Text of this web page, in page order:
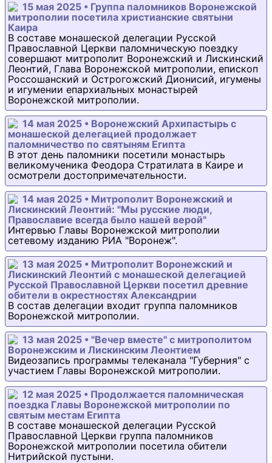
15 мая 2025 • Группа паломников Воронежской
митрополии посетила христианские святыни
Каира
В составе монашеской делегации Русской
Православной Церкви паломническую поездку
совершают митрополит Воронежский и Лискинский
Леонтий, Глава Воронежской митрополии, епископ
Россошанский и Острогожский Дионисий, игумены
и игумении епархиальных монастырей
Воронежской митрополии.
14 мая 2025 • Воронежский Архипастырь с
монашеской делегацией продолжает
паломничество по святыням Египта
В этот день паломники посетили монастырь
великомученика Феодора Стратилата в Каире и
осмотрели достопримечательности.
14 мая 2025 • Митрополит Воронежский и
Лискинский Леонтий: "Мы русские люди,
Православие всегда было нашей верой"
Интервью Главы Воронежской митрополии
сетевому изданию РИА "Воронеж".
13 мая 2025 • Митрополит Воронежский и
Лискинский Леонтий с монашеской делегацией
Русской Православной Церкви посетил древние
обители в окрестностях Александрии
В состав делегации входит группа паломников
Воронежской митрополии.
13 мая 2025 • "Вечер вместе" с митрополитом
Воронежским и Лискинским Леонтием
Видеозапись программы телеканала "Губерния" с
участием Главы Воронежской митрополии.
12 мая 2025 • Продолжается паломническая
поездка Главы Воронежской митрополии по
святым местам Египта
В составе монашеской делегации Русской
Православной Церкви группа паломников
Воронежской митрополии посетила обители
Нитрийской пустыни.